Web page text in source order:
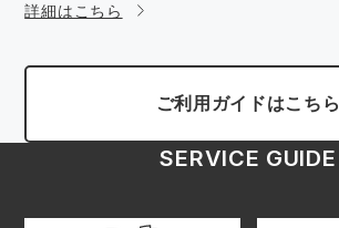
詳細はこちら
ご利用ガイドはこちら
SERVICE GUIDE